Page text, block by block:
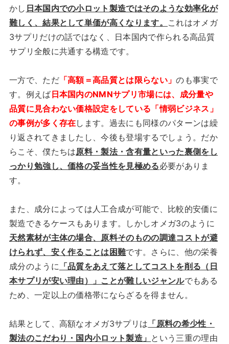
かし 日本国内での小ロット製造ではそのような効率化が
難しく、結果として単価が高くなります。 これはオメガ
3サプリだけの話ではなく、日本国内で作られる高品質
サプリ全般に共通する構造です。
一方で、ただ「高額＝高品質とは限らない」のも事実で
す。例えば 日本国内のNMNサプリ市場には、成分量や
品質に見合わない価格設定をしている「情弱ビジネス」
の事例が多く存在します。過去にも同様のパターンは繰
り返されてきましたし、今後も登場するでしょう。だか
らこそ、僕たちは原料・製法・含有量といった裏側をし
っかり勉強し、価格の妥当性を見極める必要がありま
す。
また、成分によっては人工合成が可能で、比較的安価に
製造できるケースもあります。しかしオメガ3のように
天然素材が主体の場合、原料そのものの調達コストが避
けられず、安く作ることは困難です。さらに、他の栄養
成分のように 「品質をあえて落としてコストを削る（日
本サプリが安い理由）」ことが難しいジャンルでもある
ため、一定以上の価格帯にならざるを得ません。
結果として、高額なオメガ3サプリは 「原料の希少性・
製法のこだわり・国内小ロット製造」 という三重の理由